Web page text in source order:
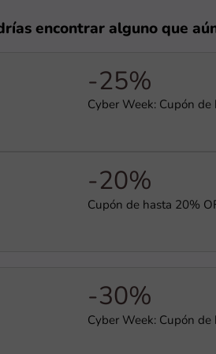
encontrar alguno que
-25%
Cyber Week: Cupón
-20%
Cupón de hasta 20%
-30%
Cyber Week: Cupón